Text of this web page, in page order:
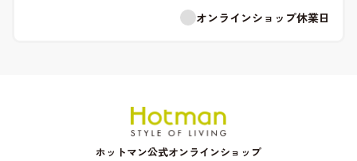
オンラインショップ休業日
ホットマン公式オンラインショップ